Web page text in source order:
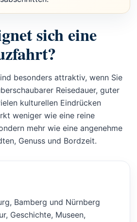
sich eine
besonders attraktiv, wenn Sie
Reisedauer, guter
kulturellen Eindrücken
weniger wie eine reine
mehr wie eine angenehme
Genuss und Bordzeit.
Bamberg und Nürnberg
Geschichte, Museen,